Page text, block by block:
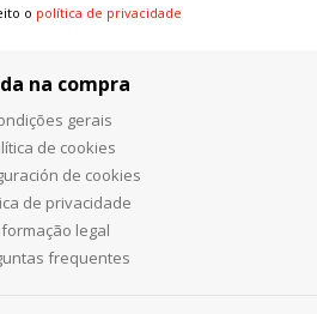
o política de privacidade
na compra
gerais
de cookies
de cookies
de privacidade
legal
frequentes